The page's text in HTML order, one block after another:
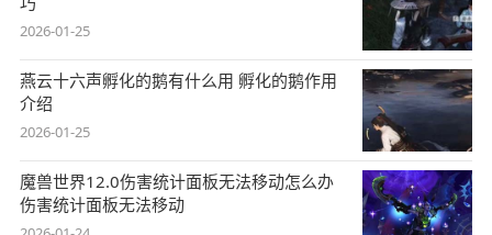
2026-01-25
燕云十六声孵化的鹅有什么用 孵化的鹅作用
介绍
2026-01-25
魔兽世界12.0伤害统计面板无法移动怎么办
伤害统计面板无法移动